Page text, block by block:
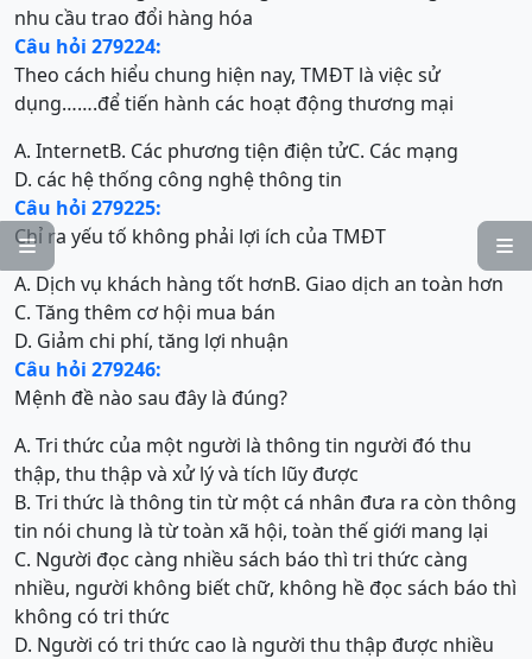


nhu cầu trao đổi hàng hóa
Câu hỏi 279224:
Theo cách hiểu chung hiện nay, TMĐT là việc sử
dụng…….để tiến hành các hoạt động thương mại
A. InternetB. Các phương tiện điện tửC. Các mạng
D. các hệ thống công nghệ thông tin
Câu hỏi 279225:
Chỉ ra yếu tố không phải lợi ích của TMĐT
A. Dịch vụ khách hàng tốt hơnB. Giao dịch an toàn hơn
C. Tăng thêm cơ hội mua bán
D. Giảm chi phí, tăng lợi nhuận
Câu hỏi 279246:
Mệnh đề nào sau đây là đúng?
A. Tri thức của một người là thông tin người đó thu
thập, thu thập và xử lý và tích lũy được
B. Tri thức là thông tin từ một cá nhân đưa ra còn thông
tin nói chung là từ toàn xã hội, toàn thế giới mang lại
C. Người đọc càng nhiều sách báo thì tri thức càng
nhiều, người không biết chữ, không hề đọc sách báo thì
không có tri thức
D. Người có tri thức cao là người thu thập được nhiều